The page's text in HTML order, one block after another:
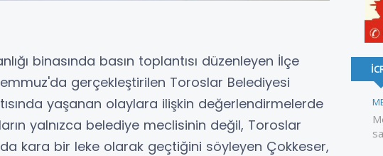
binasında basın toplantısı düzenleyen İlçe
gerçekleştirilen Toroslar Belediyesi
yaşanan olaylara ilişkin değerlendirmelerde
yalnızca belediye meclisinin değil, Toroslar
kara bir leke olarak geçtiğini söyleyen Çokkeser,